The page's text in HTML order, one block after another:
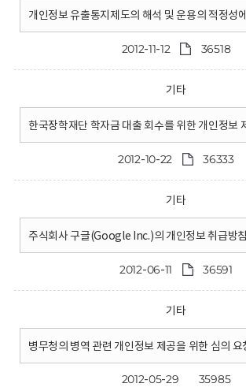
개인정보 유출통지제도의 해석 및 운용의 적정성
2012-11-12 36518
기타
한국장학재단 학자금 대출 회수를 위한 개인정보
2012-10-22 36333
기타
주식회사 구글(Google Inc.)의 개인정보 취급방
2012-06-11 36591
기타
병무청의 병역 관련 개인정보 제공을 위한 심의 요
2012-05-29 35985